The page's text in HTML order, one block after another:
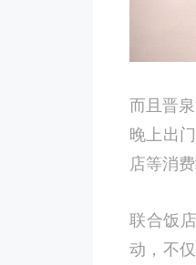
而且晋
晚上出
店等消
联合饭
动，不